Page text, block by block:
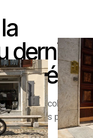
dernier
artisans et collectivités
pour leurs